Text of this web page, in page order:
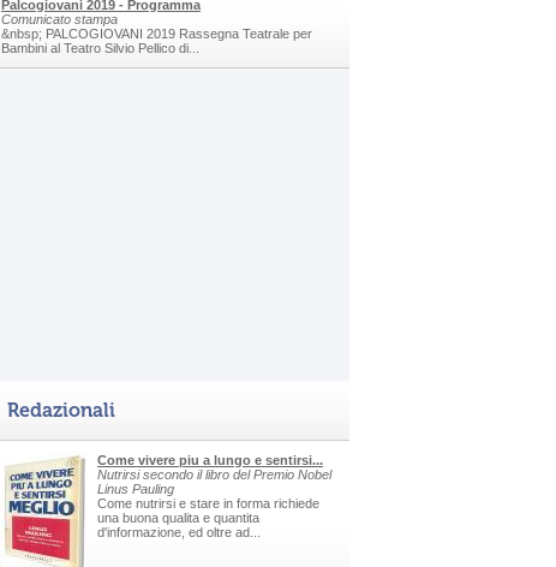
Palcogiovani 2019 - Programma
Comunicato stampa
&nbsp; PALCOGIOVANI 2019 Rassegna Teatrale per
Bambini al Teatro Silvio Pellico di...
Redazionali
Come vivere piu a lungo e sentirsi...
Nutrirsi secondo il libro del Premio Nobel
Linus Pauling
Come nutrirsi e stare in forma richiede
una buona qualita e quantita
d'informazione, ed oltre ad...